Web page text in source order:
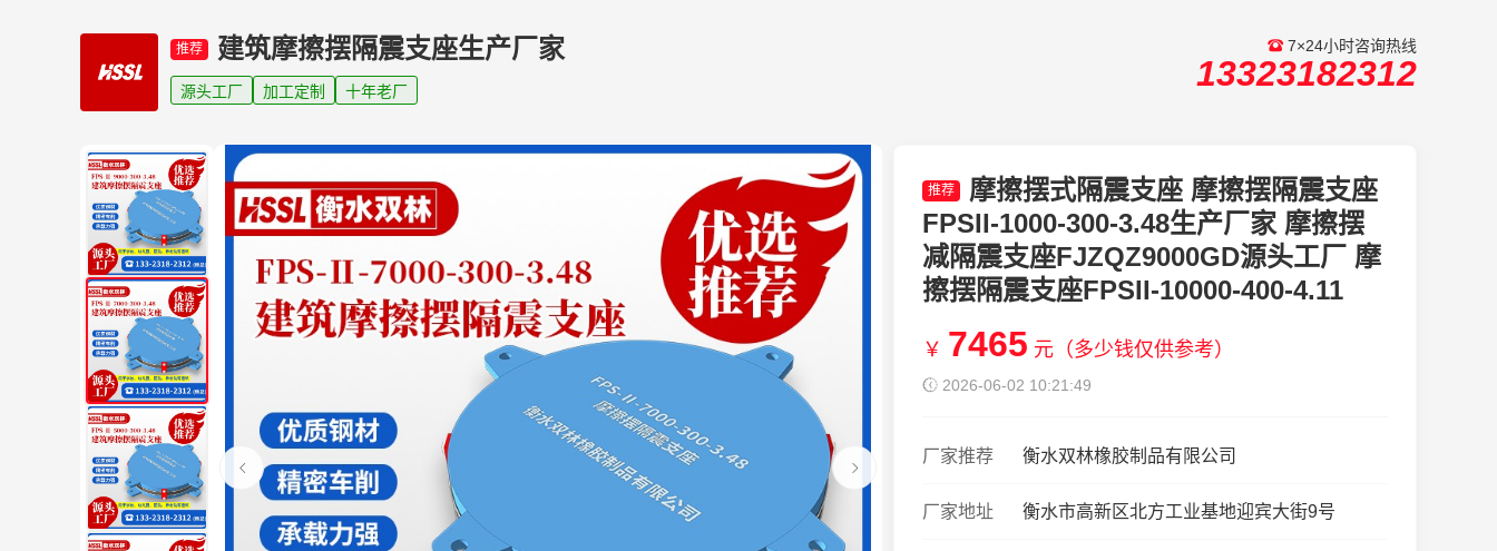
推荐 建筑摩擦摆隔震支座生产厂家
源头工厂 加工定制 十年老厂
7×24小时咨询热线
13323182312
推荐
摩擦摆式隔震支座 摩擦摆隔震支座
FPSII-1000-300-3.48生产厂家 摩擦摆
减隔震支座FJZQZ9000GD源头工厂 摩
擦摆隔震支座FPSII-10000-400-4.11
￥ 7465 元（多少钱仅供参考）
2026-06-02 10:21:49
厂家推荐 衡水双林橡胶制品有限公司
厂家地址 衡水市高新区北方工业基地迎宾大街9号